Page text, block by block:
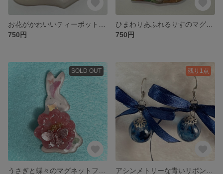
750円
750円
SOLD OUT 残り1点